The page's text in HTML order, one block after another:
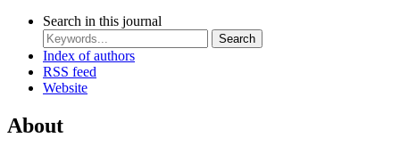
Search in this journal
Search
Index of authors
RSS feed
Website
About